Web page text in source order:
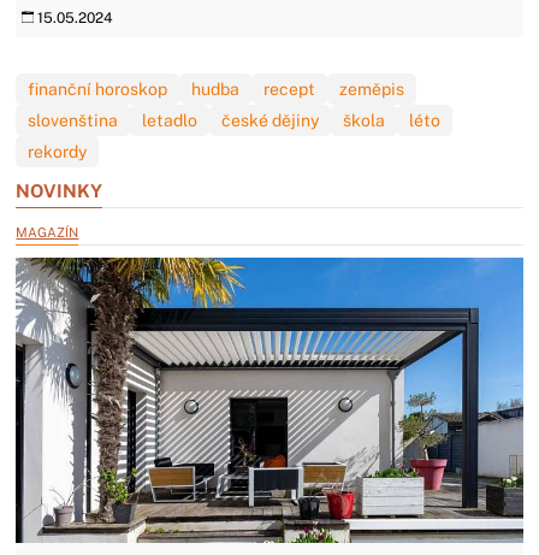
15.05.2024
finanční horoskop hudba recept
zeměpis
slovenština
letadlo české dějiny škola
léto
rekordy
NOVINKY
MAGAZÍN